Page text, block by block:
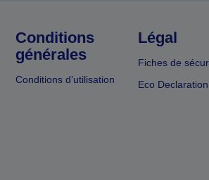
Conditions
générales
Conditions d’utilisation
Légal
Fiches de
Eco Declaration